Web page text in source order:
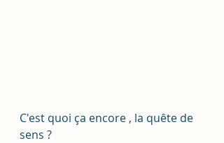
C'est quoi ça encore , la quête de
sens ?